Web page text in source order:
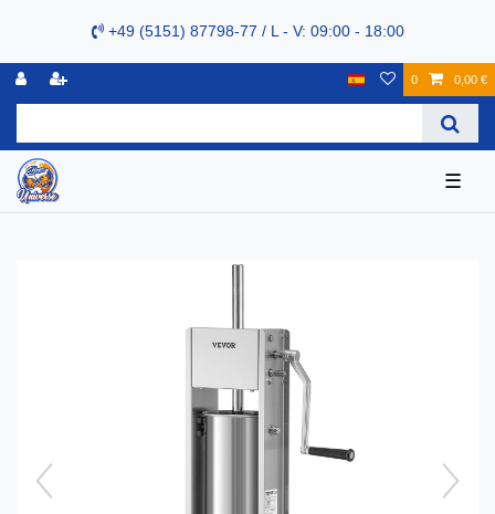
+49 (5151) 87798-77 / L - V: 09:00 - 18:00
0 0,00 €
☰